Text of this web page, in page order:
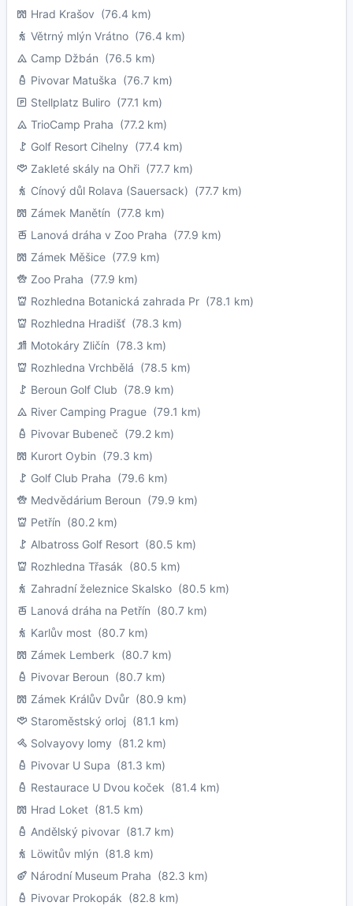
Hrad Krašov (76.4 km)
Větrný mlýn Vrátno (76.4 km)
Camp Džbán (76.5 km)
Pivovar Matuška (76.7 km)
Stellplatz Buliro (77.1 km)
TrioCamp Praha (77.2 km)
Golf Resort Cihelny (77.4 km)
Zakleté skály na Ohři (77.7 km)
Cínový důl Rolava (Sauersack) (77.7 km)
Zámek Manětín (77.8 km)
Lanová dráha v Zoo Praha (77.9 km)
Zámek Měšice (77.9 km)
Zoo Praha (77.9 km)
Rozhledna Botanická zahrada Pr (78.1 km)
Rozhledna Hradišť (78.3 km)
Motokáry Zličín (78.3 km)
Rozhledna Vrchbělá (78.5 km)
Beroun Golf Club (78.9 km)
River Camping Prague (79.1 km)
Pivovar Bubeneč (79.2 km)
Kurort Oybin (79.3 km)
Golf Club Praha (79.6 km)
Medvědárium Beroun (79.9 km)
Petřín (80.2 km)
Albatross Golf Resort (80.5 km)
Rozhledna Třasák (80.5 km)
Zahradní železnice Skalsko (80.5 km)
Lanová dráha na Petřín (80.7 km)
Karlův most (80.7 km)
Zámek Lemberk (80.7 km)
Pivovar Beroun (80.7 km)
Zámek Králův Dvůr (80.9 km)
Staroměstský orloj (81.1 km)
Solvayovy lomy (81.2 km)
Pivovar U Supa (81.3 km)
Restaurace U Dvou koček (81.4 km)
Hrad Loket (81.5 km)
Andělský pivovar (81.7 km)
Löwitův mlýn (81.8 km)
Národní Museum Praha (82.3 km)
Pivovar Prokopák (82.8 km)